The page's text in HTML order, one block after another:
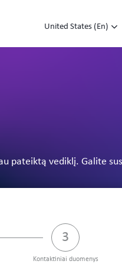
United States (En)
pateiktą vediklį. Galite
step 3 of
Kontaktiniai duomenys